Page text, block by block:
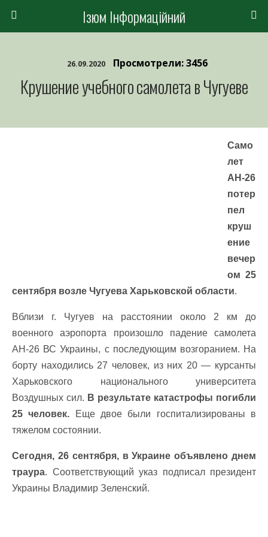
Ізюм Інформаційний
26.09.2020 Просмотрели: 3456
Крушение учебного самолета в Чугуеве
Само
лет
АН-26
потер
пел
круш
ение
вечер
ом 25
сентября возле Чугуева Харьковской области.
Вблизи г. Чугуев на расстоянии около 2 км до
военного аэропорта произошло падение самолета
АН-26 ВС Украины, с последующим возгоранием. На
борту находились 27 человек, из них 20 — курсанты
Харьковского национального университета
Воздушных сил. В результате катастрофы погибли
25 человек. Еще двое были госпитализированы в
тяжелом состоянии.
Сегодня, 26 сентября, в Украине объявлено днем
траура. Соответствующий указ подписал президент
Украины Владимир Зеленский.